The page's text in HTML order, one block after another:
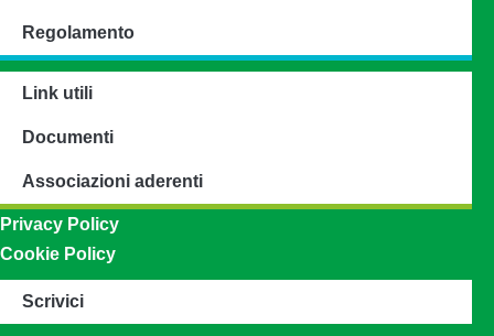
Regolamento
Link utili
Documenti
Associazioni aderenti
Privacy Policy
Cookie Policy
Scrivici